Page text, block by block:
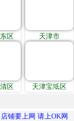
区 天津市
区 天津宝坻区
店铺要上网 请上OK网